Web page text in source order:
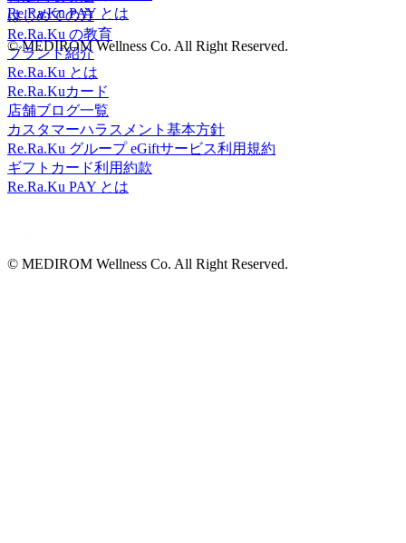
でくださいね
(*^^)v☆☆☆☆☆☆☆☆☆☆☆☆☆☆☆☆☆☆☆☆☆☆
Re.Ra.Ku PAY とは
© MEDIROM Wellness Co. All Right Reserved.
はじめての方
Re.Ra.Ku の教育
ブランド紹介
Re.Ra.Ku とは
Re.Ra.Kuカード
店舗ブログ一覧
カスタマーハラスメント基本方針
Re.Ra.Ku グループ eGiftサービス利用規約
ギフトカード利用約款
Re.Ra.Ku PAY とは
© MEDIROM Wellness Co. All Right Reserved.